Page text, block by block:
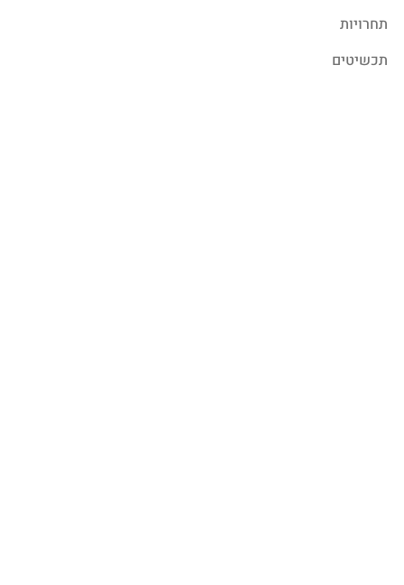
תחרויות
תכשיטים